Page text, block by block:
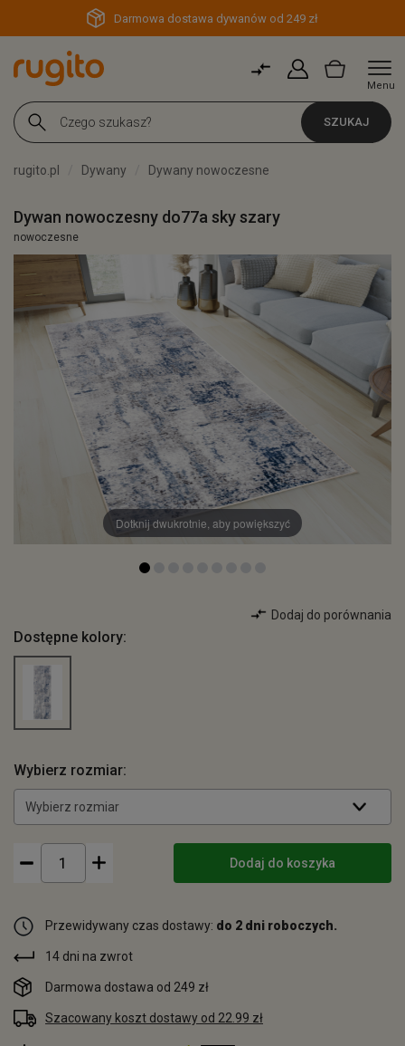
Darmowa dostawa dywanów od 249 zł
Menu
SZUKAJ
rugito.pl Dywany Dywany nowoczesne
Dywan nowoczesny do77a sky szary
nowoczesne
Dotknij dwukrotnie, aby powiększyć
Dodaj do porównania
Dostępne kolory:
Wybierz rozmiar:
Wybierz rozmiar
Dodaj do koszyka
Przewidywany czas dostawy: do 2 dni roboczych.
14 dni na zwrot
Darmowa dostawa od 249 zł
Szacowany koszt dostawy od 22.99 zł